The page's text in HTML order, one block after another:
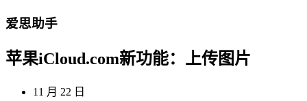
爱思助手
苹果iCloud.com新功能：上传图片
11 月 22 日